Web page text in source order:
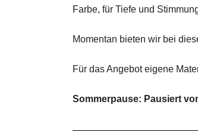
Farbe, für Tiefe und
Momentan bieten wir bei
Für das Angebot eigene
Sommerpause: Pausiert